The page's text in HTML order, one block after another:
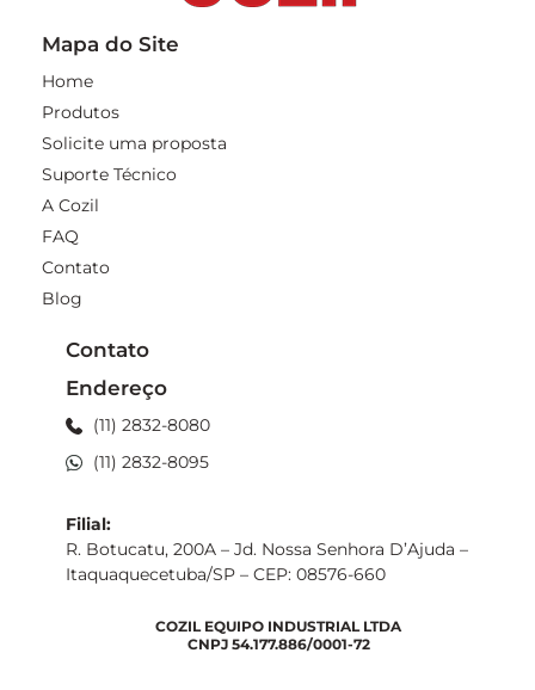
Mapa do Site
Home
Produtos
Solicite uma proposta
Suporte Técnico
A Cozil
FAQ
Contato
Blog
Contato
Endereço
(11) 2832-8080
(11) 2832-8095
Filial:
R. Botucatu, 200A – Jd. Nossa Senhora D’Ajuda –
Itaquaquecetuba/SP – CEP: 08576-660
COZIL EQUIPO INDUSTRIAL LTDA
CNPJ 54.177.886/0001-72